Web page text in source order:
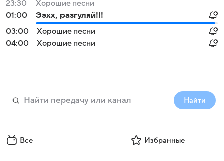
23:30
Хорошие песни
01:00
Ээхх, разгуляй!!!
03:00
Хорошие песни
04:00
Хорошие песни
Найти
Все Избранные